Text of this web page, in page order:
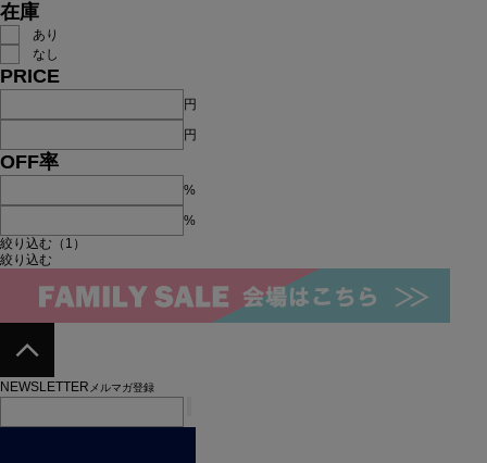
在庫
あり
なし
PRICE
円
円
OFF率
%
%
絞り込む（1）
絞り込む
NEWSLETTER メルマガ登録